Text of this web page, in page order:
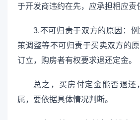
于开发商违约在先，应承担相应责
3.不可归责于双方的原因：
策调整等不可归责于买卖双方的
订立，购房者有权要求退还定金。
总之，买房付定金能否退还
属，要依据具体情况判断。